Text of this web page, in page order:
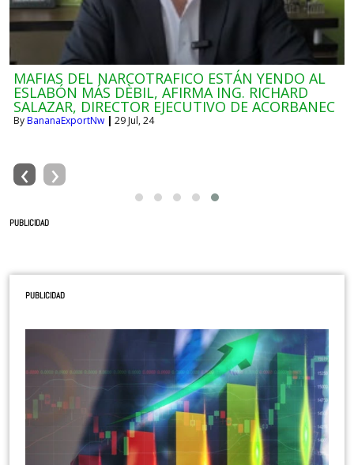
MAFIAS DEL NARCOTRAFICO ESTÁN YENDO AL
ESLABÓN MÁS DÈBIL, AFIRMA ING. RICHARD
SALAZAR, DIRECTOR EJECUTIVO DE ACORBANEC
ByBananaExportNw | 29 Jul, 24
‹ ›
PUBLICIDAD
PUBLICIDAD